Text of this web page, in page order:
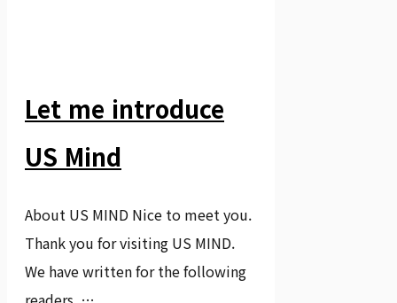
Let me introduce
US Mind
About US MIND Nice to meet you.
Thank you for visiting US MIND.
We have written for the following